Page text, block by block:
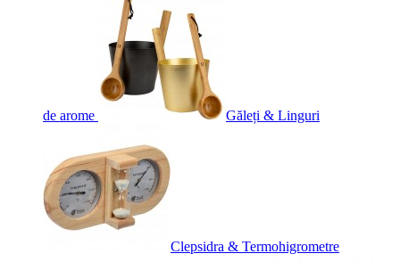
de arome Găleți & Linguri
Clepsidra & Termohigrometre